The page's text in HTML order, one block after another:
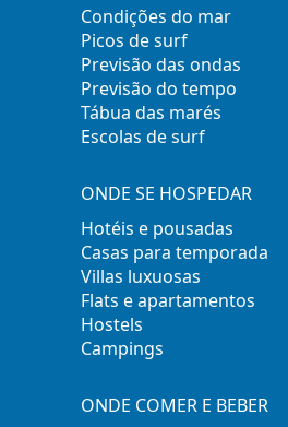
Condições do mar
Picos de surf
Previsão das ondas
Previsão do tempo
Tábua das marés
Escolas de surf
ONDE SE HOSPEDAR
Hotéis e pousadas
Casas para temporada
Villas luxuosas
Flats e apartamentos
Hostels
Campings
ONDE COMER E BEBER